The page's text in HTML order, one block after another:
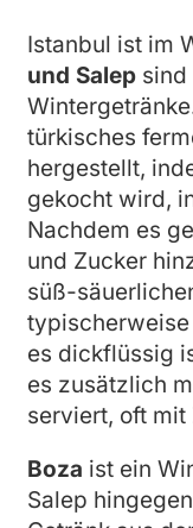
Istanbul ist im
und Salep
türkisches
hergestellt,
gekocht wird,
Nachdem es
und Zucker
süß-
es dickflüssig
es zusätzlich
serviert, oft mit
Boza ist ein
Salep